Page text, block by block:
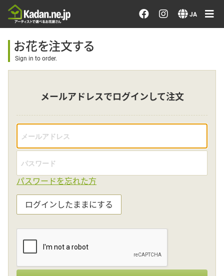
JA
お花を注文する・探す
おまかせ注文
最近のオーダー作品
アーティストで選ぶ
届けたい気持ちで選ぶ
ログイン
お花を注文する
Sign in to order.
メールアドレスでログインして注文
パスワードを忘れた方
ログインしたままにする